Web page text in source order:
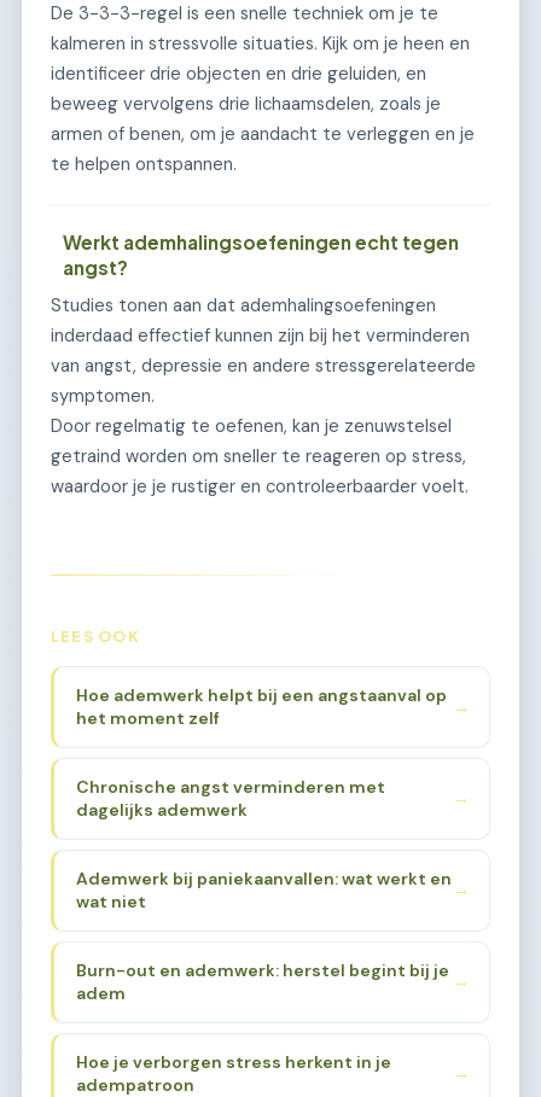
De 3-3-3-regel is een snelle techniek om je te
kalmeren in stressvolle situaties. Kijk om je heen en
identificeer drie objecten en drie geluiden, en
beweeg vervolgens drie lichaamsdelen, zoals je
armen of benen, om je aandacht te verleggen en je
te helpen ontspannen.
Werkt ademhalingsoefeningen echt tegen
angst?
Studies tonen aan dat ademhalingsoefeningen
inderdaad effectief kunnen zijn bij het verminderen
van angst, depressie en andere stressgerelateerde
symptomen.
Door regelmatig te oefenen, kan je zenuwstelsel
getraind worden om sneller te reageren op stress,
waardoor je je rustiger en controleerbaarder voelt.
LEES OOK
Hoe ademwerk helpt bij een angstaanval op
het moment zelf
→
Chronische angst verminderen met
dagelijks ademwerk
→
Ademwerk bij paniekaanvallen: wat werkt en
wat niet
→
Burn-out en ademwerk: herstel begint bij je
adem
→
Hoe je verborgen stress herkent in je
adempatroon
→